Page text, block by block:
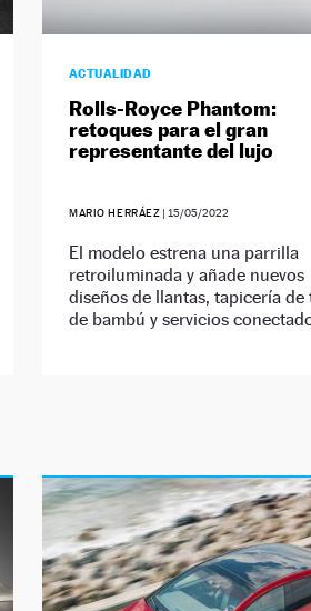
ACTUALIDAD
Rolls-Royce Phantom:
retoques para el gran
representante del lujo
MARIO HERRÁEZ | 15/05/2022
El modelo estrena una parrilla
retroiluminada y añade nuevos
diseños de llantas, tapicería de
de bambú y servicios